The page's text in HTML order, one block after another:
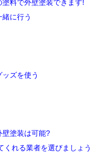
料で外壁塗装できます!
に行う
ズを使う
塗装は可能?
れる業者を選びましょう